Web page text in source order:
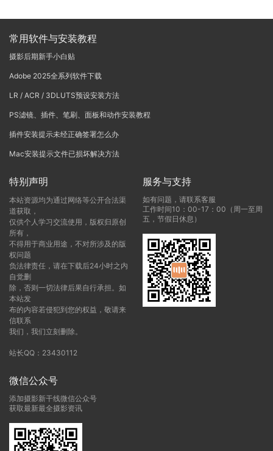
常用软件与安装教程
摄影后期新手小白贴
Adobe 2025全系列软件下载
LR / ACR / 3DLUTS预设安装方法
PS滤镜、插件、笔刷、面板和动作安装教程
插件安装提示未经正确签署怎么办
Mac安装提示文件已损坏解决方法
特别声明
本站资源均为通过网络等公开合法渠
道获取，
仅供个人学习交流使用，版权归原创
所有，
不得用于商业用途，不对所涉及的版
权问题
负法律责任，请在下载后24小时之内
自觉删
除，否则一切法律后果自行承担。如
本站发
布的内容若侵犯到您的权益，敬请来
信联系
我们，我们立刻删除。
站长QQ：23430112
服务与支持
如有问题，请联系客服
工作时间10：00-17：00（周一至周
五，节假日休息）
微信公众号
添加摄影新干线微信公众号
获取最新最全摄影资讯